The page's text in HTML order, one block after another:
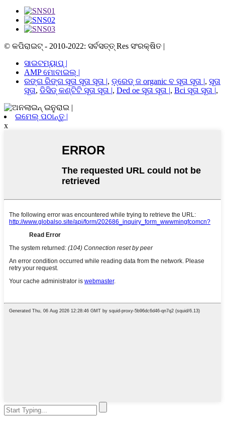
© କପିରାଇଟ୍ - 2010-2022: ସର୍ବସତ୍ତ୍ Res ସଂରକ୍ଷିତ |
ସାଇଟମ୍ୟାପ୍ |
AMP ମୋବାଇଲ୍ |
ରଙ୍ଗ ରିଙ୍ଗ ସୂତା ସୂତା ସୂତା |, ଡ଼୍ରେଡ୍ ଜ organic ବ ସୂତା ସୂତା |, ସୂତା
ସୂତା, ଡିସିଡ୍ କଣ୍ଟିଟି ସୂତା ସୂତା |, Ded oe ସୂତା ସୂତା |, Bci ସୂତା ସୂତା |,
ଇମେଲ୍ ପଠାନ୍ତୁ |
x